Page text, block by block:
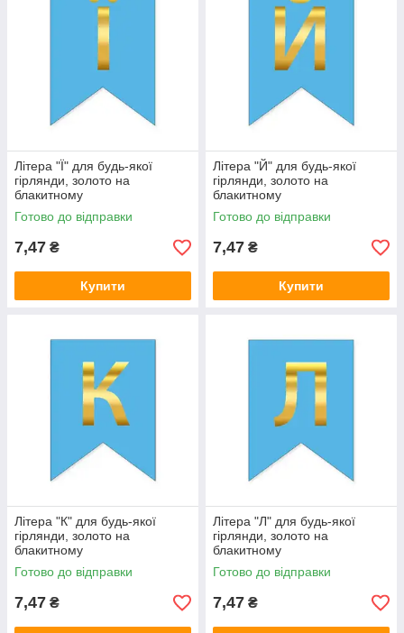
Літера "Ї" для будь-якої
гірлянди, золото на
блакитному
Готово до відправки
7,47 ₴
Купити
Літера "Й" для будь-якої
гірлянди, золото на
блакитному
Готово до відправки
7,47 ₴
Купити
Літера "К" для будь-якої
гірлянди, золото на
блакитному
Готово до відправки
7,47 ₴
Літера "Л" для будь-якої
гірлянди, золото на
блакитному
Готово до відправки
7,47 ₴